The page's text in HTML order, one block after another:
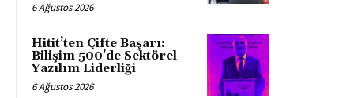
6 Ağustos 2026
Hitit’ten Çifte Başarı:
Bilişim 500’de Sektörel
Yazılım Liderliği
6 Ağustos 2026